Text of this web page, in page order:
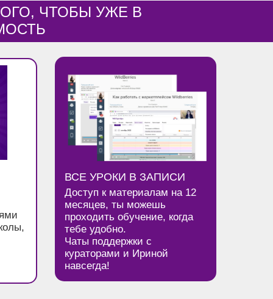
ЧТОБЫ УЖЕ В
Доступ к материалам на 12
месяцев, ты можешь
проходить обучение, когда
тебе удобно.
Чаты поддержки с
кураторами и Ириной
навсегда!
ВСЕ УРОКИ В ЗАПИСИ